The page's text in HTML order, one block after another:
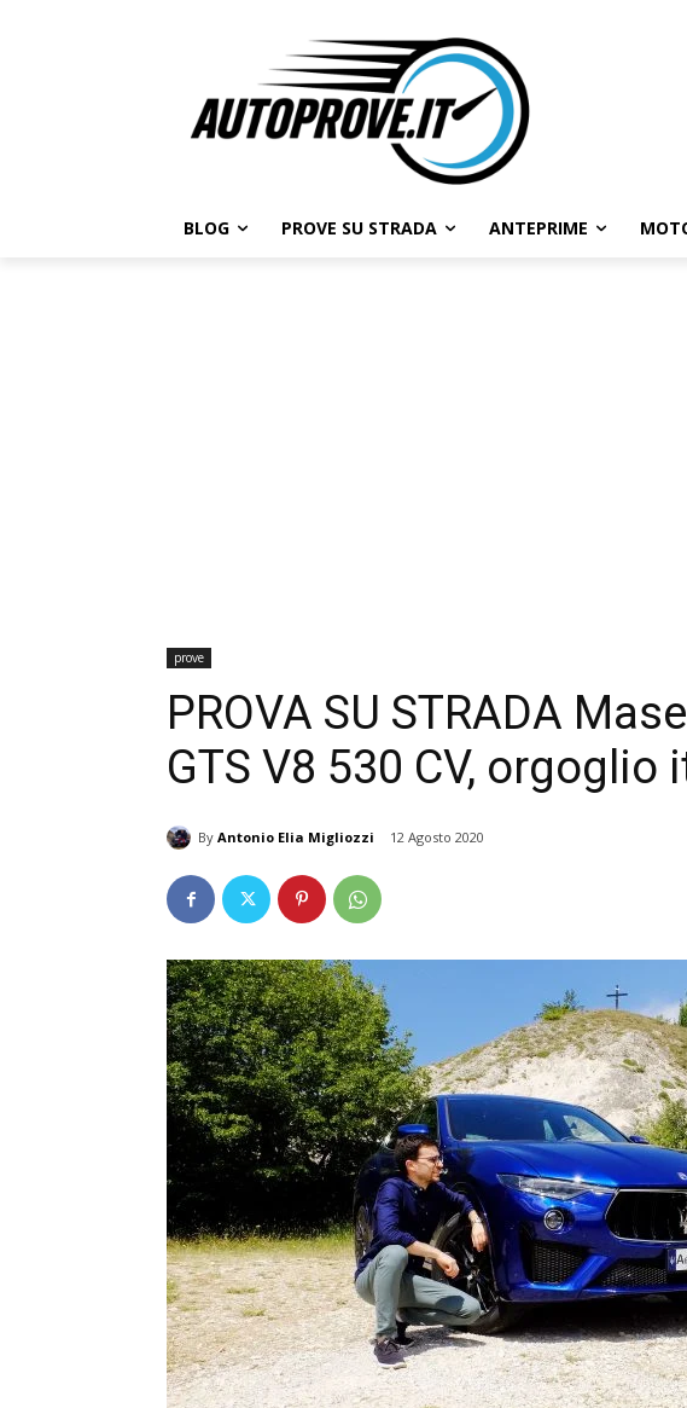
BLOG PROVE SU STRADA ANTEPRIME
prove
PROVA SU STRADA
GTS V8 530 CV, orgoglio
By Antonio Elia Migliozzi 12 Agosto 2020